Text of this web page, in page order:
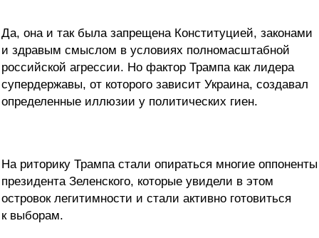
Да, она и так была запрещена Конституцией, законами
и здравым смыслом в условиях полномасштабной
российской агрессии. Но фактор Трампа как лидера
супердержавы, от которого зависит Украина, создавал
определенные иллюзии у политических гиен.
На риторику Трампа стали опираться многие оппоненты
президента Зеленского, которые увидели в этом
островок легитимности и стали активно готовиться
к выборам.